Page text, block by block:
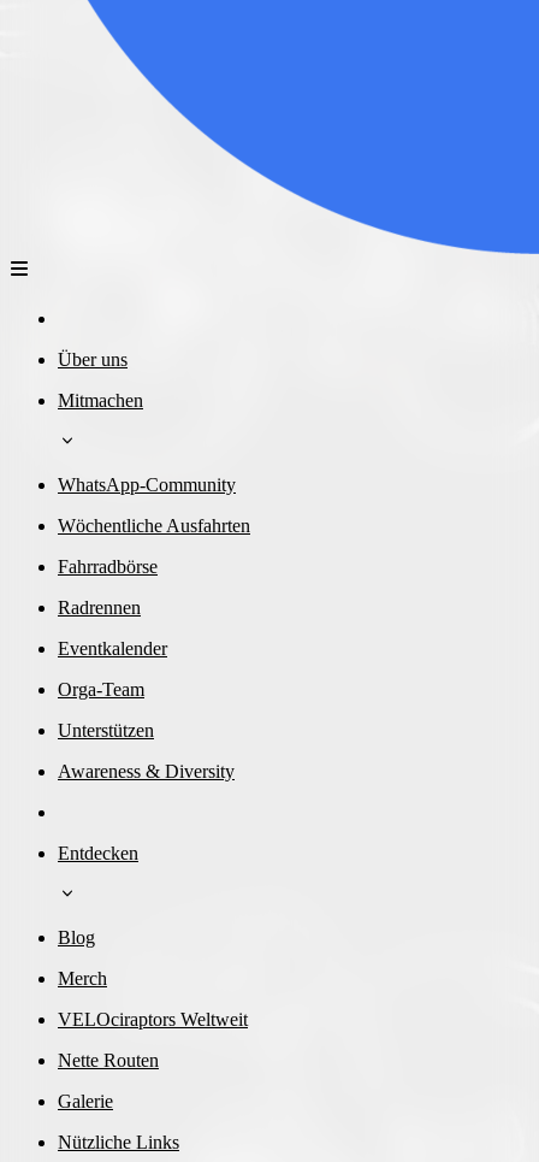
Über uns
Mitmachen
WhatsApp-Community
Wöchentliche Ausfahrten
Fahrradbörse
Radrennen
Eventkalender
Orga-Team
Unterstützen
Awareness & Diversity
Entdecken
Blog
Merch
VELOciraptors Weltweit
Nette Routen
Galerie
Nützliche Links